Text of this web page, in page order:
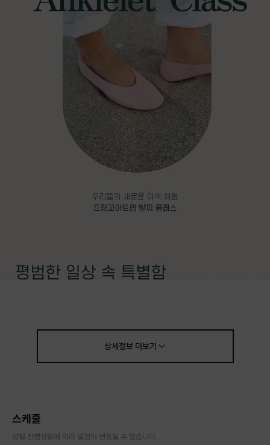
상세정보더보기
스케줄
당일 진행상황에 따라 일정이 변동될 수 있습니다.